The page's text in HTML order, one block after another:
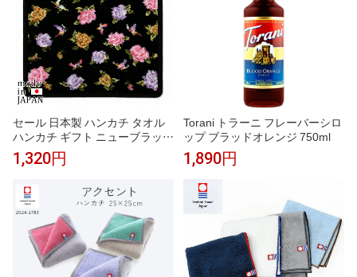
セール 日本製 ハンカチ タオル
ハンカチ ギフト ニューブラック
小花 シェニール織 ブランド レ
ディース アーンジョーギフト プ
1,320円
Torani トラーニ フレーバーシロ
ップ ブラッドオレンジ 750ml
1,890円